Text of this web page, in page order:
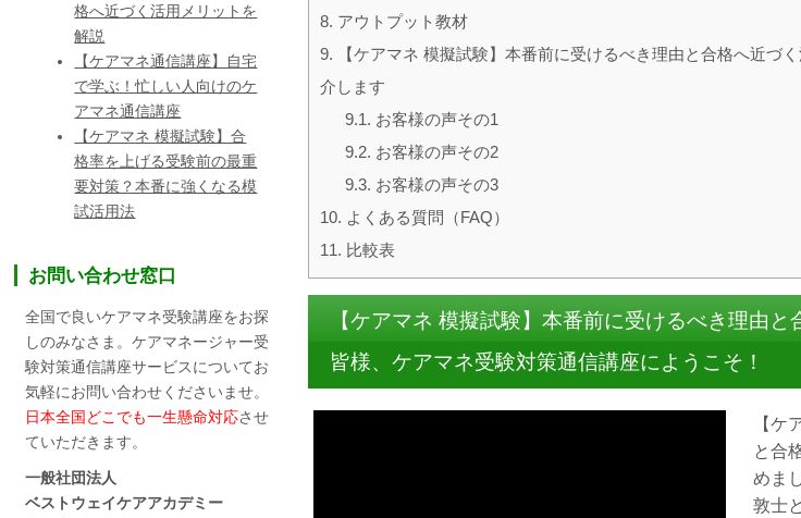
8. アウトプット教材
9. 【ケアマネ 模擬試験】本番前に受けるべき理由と合格へ近づ
介します
9.1. お客様の声その1
9.2. お客様の声その2
9.3. お客様の声その3
10. よくある質問（FAQ）
11. 比較表
【ケアマネ 模擬試験】本番前に受けるべき理由
皆様、ケアマネ受験対策通信講座にようこそ！
【ケ
と合
めま
敦士
格へ近づく活用メリットを
解説
【ケアマネ通信講座】自宅
で学ぶ！忙しい人向けのケ
アマネ通信講座
【ケアマネ 模擬試験】合
格率を上げる受験前の最重
要対策？本番に強くなる模
試活用法
お問い合わせ窓口
全国で良いケアマネ受験講座をお探
しのみなさま。ケアマネージャー受
験対策通信講座サービスについてお
気軽にお問い合わせくださいませ。
日本全国どこでも一生懸命対応させ
ていただきます。
一般社団法人
ベストウェイケアアカデミー